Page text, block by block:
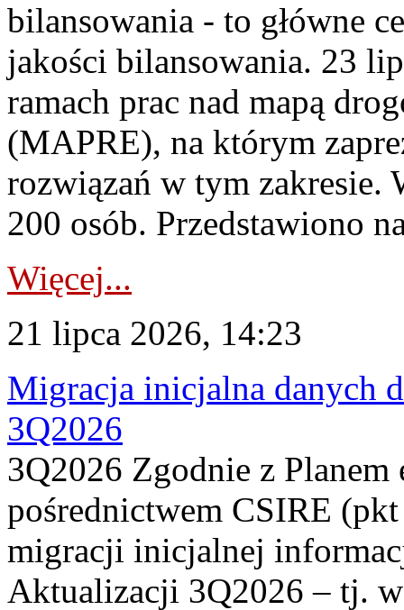
bilansowania - to główne
jakości bilansowania. 23
ramach prac nad mapą
(MAPRE), na którym
rozwiązań w tym zakresie.
200 osób. Przedstawiono
Więcej...
21 lipca 2026, 14:23
Migracja inicjalna danych
3Q2026
3Q2026 Zgodnie z
pośrednictwem CSIRE
migracji inicjalnej
Aktualizacji 3Q2026 – tj.